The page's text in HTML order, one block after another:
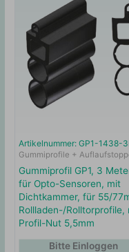
Artikelnummer: GP1-1438-
Gummiprofile +
Gummiprofil GP1, 3
für Opto-Sensoren, mit
Dichtkammer, für 55/
Rollladen-/Rolltorprofile,
Profil-Nut 5,5mm
Bitte Einloggen